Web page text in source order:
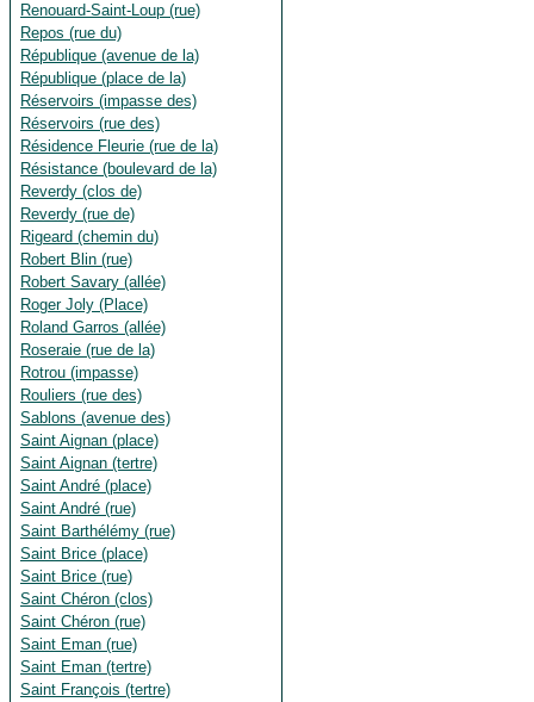
Renouard-Saint-Loup (rue)
Repos (rue du)
République (avenue de la)
République (place de la)
Réservoirs (impasse des)
Réservoirs (rue des)
Résidence Fleurie (rue de la)
Résistance (boulevard de la)
Reverdy (clos de)
Reverdy (rue de)
Rigeard (chemin du)
Robert Blin (rue)
Robert Savary (allée)
Roger Joly (Place)
Roland Garros (allée)
Roseraie (rue de la)
Rotrou (impasse)
Rouliers (rue des)
Sablons (avenue des)
Saint Aignan (place)
Saint Aignan (tertre)
Saint André (place)
Saint André (rue)
Saint Barthélémy (rue)
Saint Brice (place)
Saint Brice (rue)
Saint Chéron (clos)
Saint Chéron (rue)
Saint Eman (rue)
Saint Eman (tertre)
Saint François (tertre)